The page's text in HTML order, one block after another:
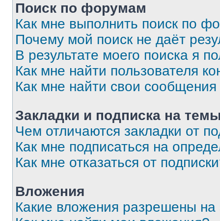
Поиск по форумам
Как мне выполнить поиск по
Почему мой поиск не даёт
В результате моего поиска я
Как мне найти пользователя
Как мне найти свои
Закладки и подписка на
Чем отличаются закладки от
Как мне подписаться на
Как мне отказаться от
Вложения
Какие вложения разрешены